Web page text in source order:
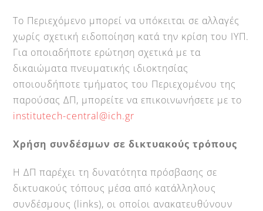
Το Περιεχόμενο μπορεί να υπόκειται σε αλλαγές
χωρίς σχετική ειδοποίηση κατά την κρίση του ΙΥΠ.
Για οποιαδήποτε ερώτηση σχετικά με τα
δικαιώματα πνευματικής ιδιοκτησίας
οποιουδήποτε τμήματος του Περιεχομένου της
παρούσας ΔΠ, μπορείτε να επικοινωνήσετε με το
institutech-central@ich.gr
Χρήση συνδέσμων σε δικτυακούς τρόπους
Η ΔΠ παρέχει τη δυνατότητα πρόσβασης σε
δικτυακούς τόπους μέσα από κατάλληλους
συνδέσμους (links), οι οποίοι ανακατευθύνουν